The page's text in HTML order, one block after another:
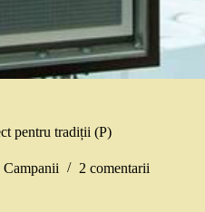
pentru tradiții (P)
Campanii 2 comentarii